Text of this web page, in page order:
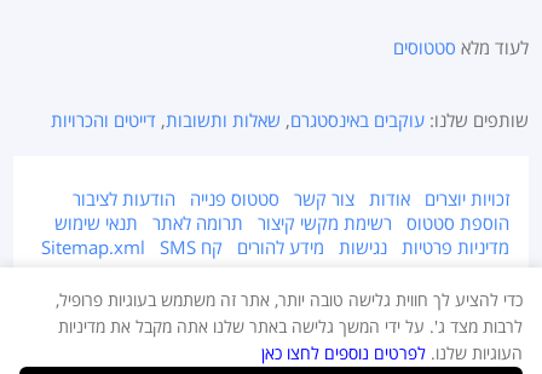
לעוד מלא סטטוסים
שותפים שלנו:עוקבים באינסטגרם, שאלות ותשובות, דייטים והכרויות
זכויות יוצרים אודות צור קשר סטטוס פנייה
הודעות לציבור
הוספת סטטוס
רשימת מקשי קיצור תרומה לאתר
תנאי שימוש
מדיניות פרטיות
נגישות מידע להורים קח SMS Sitemap.xml
אתר זה מוגן על ידי זכויות יוצרים © 2015-2026 Takestatus.net.
אין צוות האתר אחראי על התוכן המפורסם באתר, במידה ויש חומר לא ראוי ו/או
מוגן בזכויות יוצרים - יש לדווח מייד בעמוד צור קשר.
העתקת תוכן מהאתר תתאפשר רק למטרות פרסום ברשתות חברתיות גדולות.
כדי להציע לך חווית גלישה טובה יותר, אתר זה משתמש בעוגיות פרופיל,
לרבות מצד ג'. על ידי המשך גלישה באתר שלנו אתה מקבל את מדיניות
העוגיות שלנו. לפרטים נוספים לחצו כאן